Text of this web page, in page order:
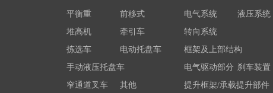
平衡重
前移式
堆高机
牵引车
拣选车
电动托盘车
手动液压托盘车
窄通道叉车
其他
电气系统
液压系统
转向系统
框架及上部结构
电气驱动部分 刹车装置
提升框架/承载提升部件